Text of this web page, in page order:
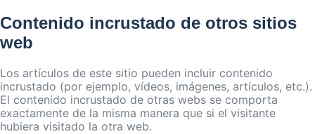
Contenido incrustado de otros sitios
web
Los artículos de este sitio pueden incluir contenido
incrustado (por ejemplo, vídeos, imágenes, artículos, etc.).
El contenido incrustado de otras webs se comporta
exactamente de la misma manera que si el visitante
hubiera visitado la otra web.